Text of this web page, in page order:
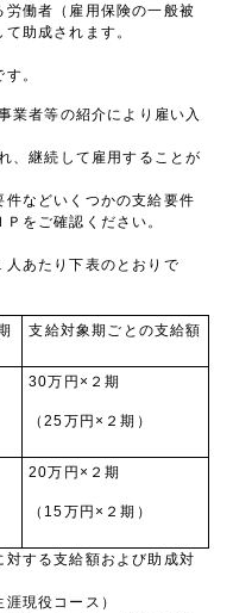
働者（雇用保険の一般被
助成されます。
。
業者等の紹介により雇い入
、継続して雇用することが
などいくつかの支給要件
をご確認ください。
あたり下表のとおりで
支給対象期ごとの支給額
30万円×２期
（25万円×２期）
20万円×２期
（15万円×２期）
する支給額および助成対
現役コース）